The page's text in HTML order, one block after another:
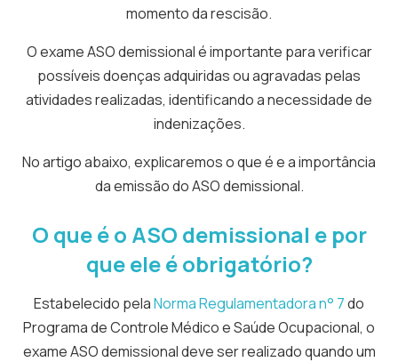
momento da rescisão.
O exame ASO demissional é importante para verificar
possíveis doenças adquiridas ou agravadas pelas
atividades realizadas, identificando a necessidade de
indenizações.
No artigo abaixo, explicaremos o que é e a importância
da emissão do ASO demissional.
O que é o ASO demissional e por
que ele é obrigatório?
Estabelecido pelaNorma Regulamentadora n° 7do
Programa de Controle Médico e Saúde Ocupacional, o
exame ASO demissional deve ser realizado quando um